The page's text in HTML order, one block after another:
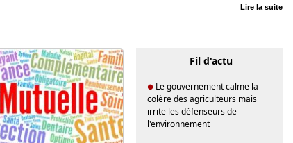
Lire la suite
Fil d'actu
● Le gouvernement calme la
colère des agriculteurs mais
irrite les défenseurs de
l'environnement